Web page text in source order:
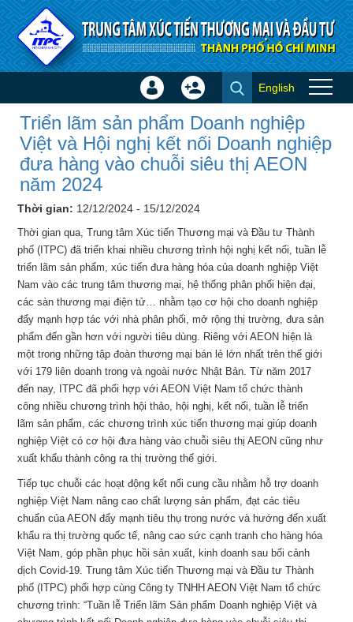
Truy cập nội dung luôn
Triển lãm sản phẩm Doanh
nghiệp Việt và Hội nghị kết nối
Doanh nghiệp đưa hàng vào
chuỗi siêu thị AEON năm 2024
- Hội chợ - Triển lãm
Đăng
Tạo
khoản
English
×
Triển lãm sản phẩm Doanh nghiệp
Việt và Hội nghị kết nối Doanh nghiệp
đưa hàng vào chuỗi siêu thị AEON
năm 2024
Thời gian: 12/12/2024 - 15/12/2024
Thời gian qua, Trung tâm Xúc tiến Thương mại và Đầu tư Thành
phố (ITPC) đã triển khai nhiều chương trình hội nghị kết nối, tuần lễ
triển lãm sản phẩm, xúc tiến đưa hàng hóa của doanh nghiệp Việt
Nam vào các trung tâm thương mại, hệ thống phân phối hiện đại,
các sàn thương mại điện tử… nhằm tạo cơ hội cho doanh nghiệp
đẩy mạnh hợp tác với nhà phân phối, mở rộng thị trường, đưa sản
phẩm đến gần hơn với người tiêu dùng. Riêng với AEON hiện là
một trong những tập đoàn thương mại bán lẻ lớn nhất trên thế giới
với 179 liên doanh trong và ngoài nước Nhật Bản. Từ năm 2017
đến nay, ITPC đã phối hợp với AEON Việt Nam tổ chức thành
công nhiều chương trình hội thảo, hội nghị, kết nối, tuần lễ triển
lãm sản phẩm, các chương trình xúc tiến thương mại giúp doanh
nghiệp Việt có cơ hội đưa hàng vào chuỗi siêu thị AEON cũng như
xuất khẩu thành công ra thị trường thế giới.
Tiếp tục chuỗi các hoạt động kết nối cung cầu nhằm hỗ trợ doanh
nghiệp Việt Nam nâng cao chất lượng sản phẩm, đạt các tiêu
chuẩn của AEON đẩy mạnh tiêu thụ trong nước và hướng đến xuất
khẩu ra thị trường quốc tế, nâng cao sức cạnh tranh cho hàng hóa
Việt Nam, góp phần phục hồi sản xuất, kinh doanh sau bối cảnh
dịch Covid-19. Trung tâm Xúc tiến Thương mại và Đầu tư Thành
phố (ITPC) phối hợp cùng Công ty TNHH AEON Việt Nam tổ chức
chương trình: “Tuần lễ Triển lãm Sản phẩm Doanh nghiệp Việt và